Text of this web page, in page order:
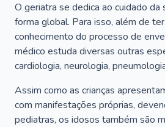
O geriatra se dedica ao cuidado da
forma global. Para isso, além de
conhecimento do processo de
médico estuda diversas outras
cardiologia, neurologia,
Assim como as crianças
com manifestações próprias,
pediatras, os idosos também são